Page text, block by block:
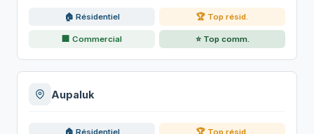
🏠 Résidentiel 🏆 Top résid.
🏢 Commercial ⭐ Top comm.
Aupaluk
🏠 Résidentiel 🏆 Top résid.